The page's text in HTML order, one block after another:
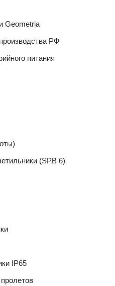
Geometria
РФ
питания
(SPB 6)
IP65